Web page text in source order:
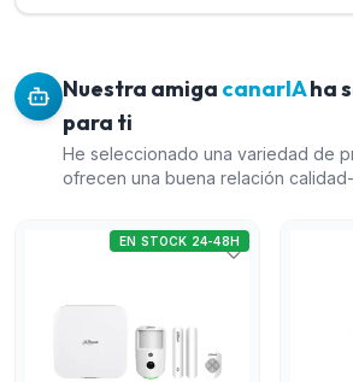
Nuestra amiga canarIAha
para ti
He seleccionado una variedad de
ofrecen una buena relación
kit de alarma vía radio Dahua es
para quienes buscan seguridad
el pack de detectores Pyronix es
de intrusos en espacios más
vía radio de exterior de Dahua es
monitorear espacios al aire libre.
PIR para exterior U-PROX
EN STOCK 24-48H